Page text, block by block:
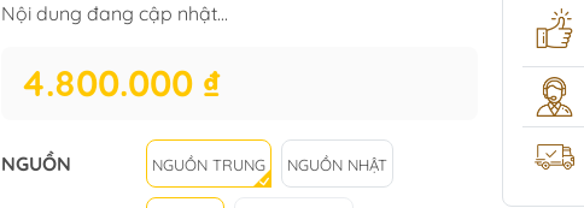
Nội dung đang cập nhật...
4.800.000 ₫
NGUỒN NGUỒN TRUNG NGUỒN NHẬT